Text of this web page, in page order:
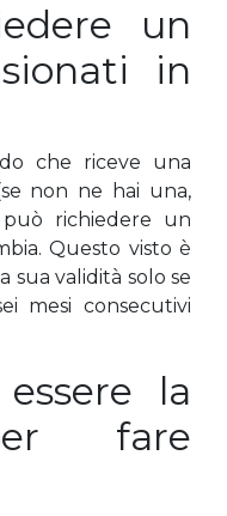
un
in
che riceve una
non ne hai una,
richiedere un
Questo visto è
sua validità solo se
mesi consecutivi
la
fare